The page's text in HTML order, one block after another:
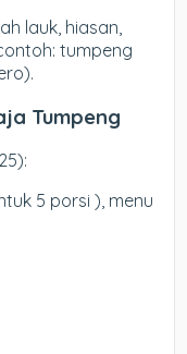
lauk, hiasan,
tumpeng
Tumpeng
5 porsi ), menu